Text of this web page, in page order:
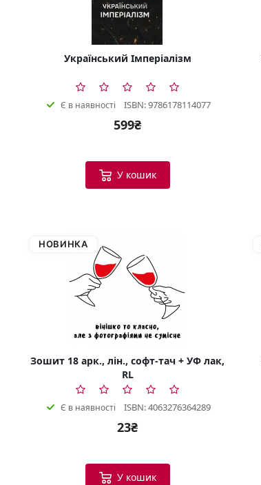
Український Імперіалізм
Є в наявності ISBN: 9786178114077
599₴
У кошик
НОВИНКА
Зошит 18 арк., лін., софт-тач + УФ лак,
RL
Є в наявності ISBN: 4063276364289
23₴
У кошик